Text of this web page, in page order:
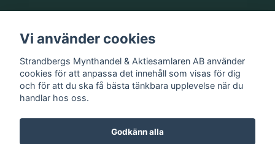
Information
Sociala medier
Vi använder cookies
Strandbergs Mynthandel & Aktiesamlaren AB använder
cookies för att anpassa det innehåll som visas för dig
och för att du ska få bästa tänkbara upplevelse när du
handlar hos oss.
Godkänn alla